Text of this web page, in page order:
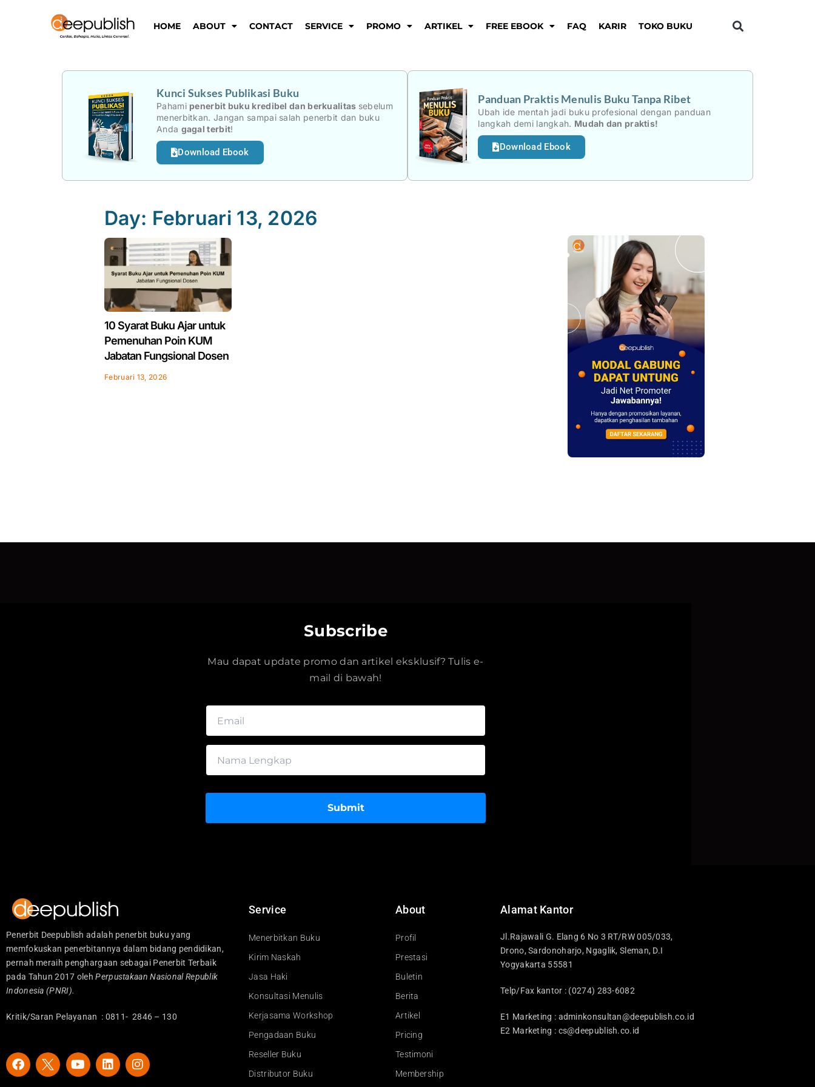
HOME ABOUT CONTACT SERVICE PROMO ARTIKEL FREE EBOOK FAQ KARIR TOKO BUKU
Kunci Sukses Publikasi Buku
Pahami penerbit buku kredibel dan berkualitas sebelum
menerbitkan. Jangan sampai salah penerbit dan buku
Anda gagal terbit!
Download Ebook
Panduan Praktis Menulis Buku Tanpa Ribet
Ubah ide mentah jadi buku profesional dengan panduan
langkah demi langkah. Mudah dan praktis!
Download Ebook
Day: Februari 13, 2026
10 Syarat Buku Ajar untuk
Pemenuhan Poin KUM
Jabatan Fungsional Dosen
Februari 13, 2026
Subscribe
Mau dapat update promo dan artikel eksklusif? Tulis e-
mail di bawah!
Submit
Penerbit Deepublish adalah penerbit buku yang
memfokuskan penerbitannya dalam bidang pendidikan,
pernah meraih penghargaan sebagai Penerbit Terbaik
pada Tahun 2017 olehPerpustakaan Nasional Republik
Indonesia (PNRI).
Kritik/Saran Pelayanan : 0811- 2846 – 130
F
a
Y
o
L
i
I
n
Service
Menerbitkan Buku
Kirim Naskah
Jasa Haki
Konsultasi Menulis
Kerjasama Workshop
Pengadaan Buku
Reseller Buku
Distributor Buku
About
Profil
Prestasi
Buletin
Berita
Artikel
Pricing
Testimoni
Membership
Alamat Kantor
Jl.Rajawali G. Elang 6 No 3 RT/RW 005/033,
Drono, Sardonoharjo, Ngaglik, Sleman, D.I
Yogyakarta 55581
Telp/Fax kantor : (0274) 283-6082
E1 Marketing : adminkonsultan@deepublish.co.id
E2 Marketing : cs@deepublish.co.id